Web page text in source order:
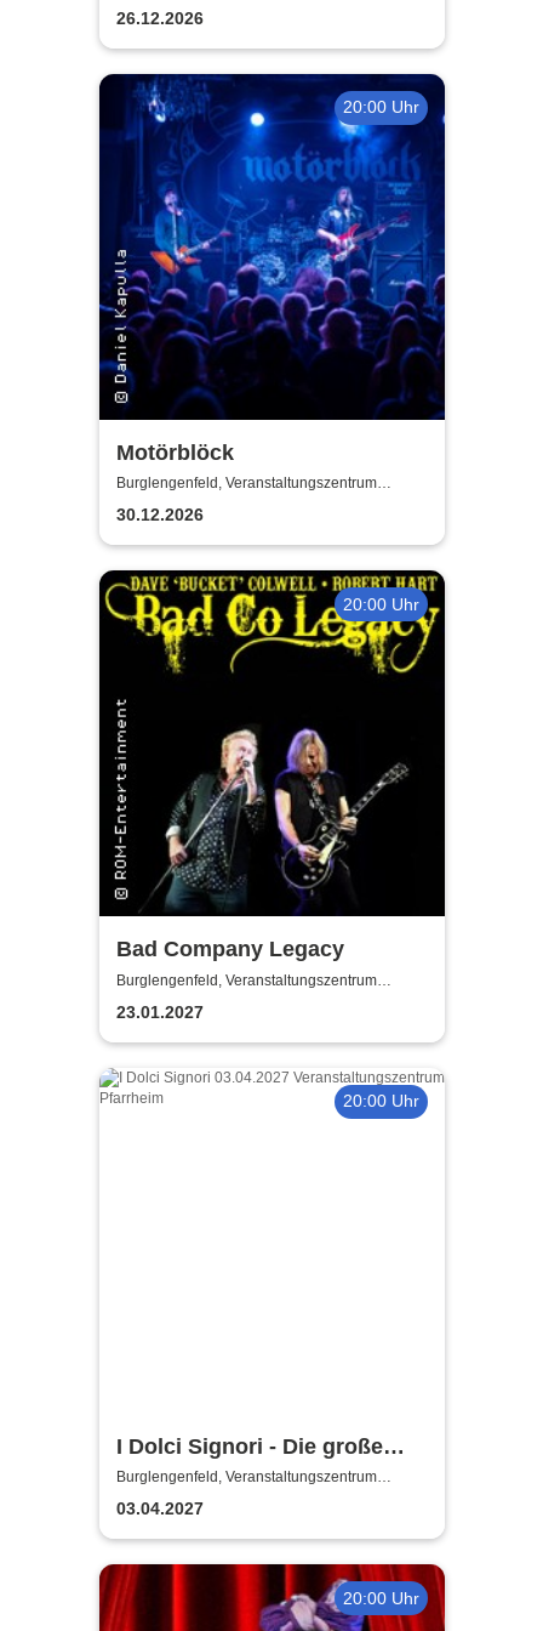
Pfarrheim
26.12.2026
20:00 Uhr
Motörblöck
Burglengenfeld, Veranstaltungszentrum
Pfarrheim
30.12.2026
20:00 Uhr
Bad Company Legacy
Burglengenfeld, Veranstaltungszentrum
Pfarrheim
23.01.2027
20:00 Uhr
I Dolci Signori - Die große
Nacht der italienischen
Welthits
Burglengenfeld, Veranstaltungszentrum
Pfarrheim
03.04.2027
20:00 Uhr